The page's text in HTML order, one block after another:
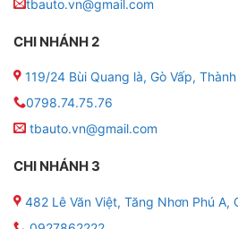
cảm biến áp suất lốp loại nào
ngoài hay van trong, với các tiêu
tbauto.vn@gmail.com
CHI NHÁNH 2
119/24 Bùi Quang là, Gò Vấp,
0798.74.75.76
tbauto.vn@gmail.com
CHI NHÁNH 3
482 Lê Văn Việt, Tăng Nhơn Phú A,